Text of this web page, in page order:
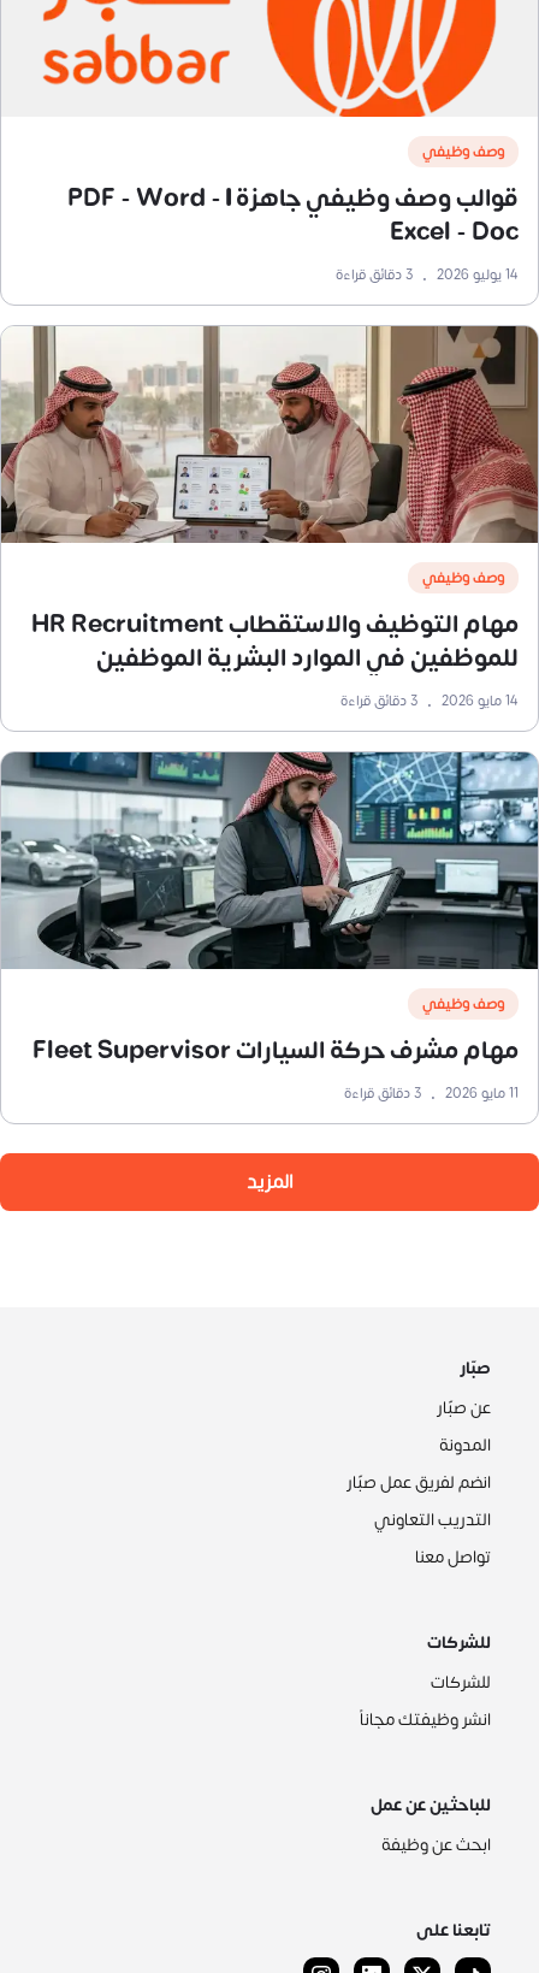
وصف وظيفي
قوالب وصف وظيفي جاهزة | PDF - Word -
Excel - Doc
14 يوليو 2026 •
3دقائق قراءة
وصف وظيفي
مهام التوظيف والاستقطاب HR Recruitment
للموظفين في الموارد البشرية الموظفين
14 مايو 2026 •
3دقائق قراءة
وصف وظيفي
مهام مشرف حركة السيارات Fleet Supervisor
11 مايو 2026 •
3دقائق قراءة
المزيد
صبّار
عن صبّار
المدونة
انضم لفريق عمل صبّار
التدريب التعاوني
تواصل معنا
للشركات
للشركات
انشر وظيفتك مجاناً
للباحثين عن عمل
ابحث عن وظيفة
تابعنا على